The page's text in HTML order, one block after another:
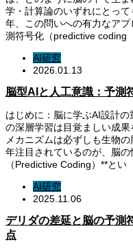
学・計算論のいずれにとっ
年、この問いへの有力なア
測符号化（predictive coding
AI研究
2026.01.13
脳型AIと人工意識：予測
はじめに：脳に学ぶAI設計
の深層学習は目覚ましい成
メカニズムは必ずしも生物
年注目されているのが、脳
（Predictive Coding）**とい
AI研究
2025.11.06
デリダの差延と脳の予測
点